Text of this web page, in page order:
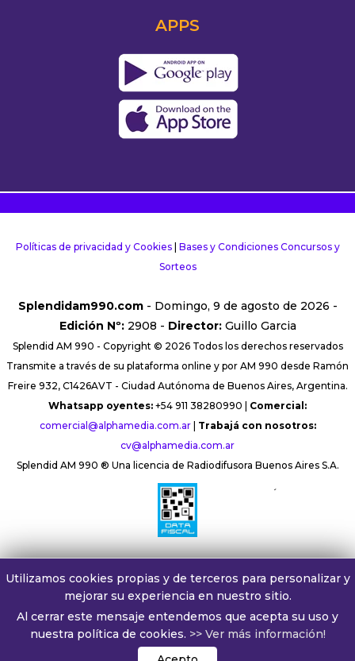
APPS
Políticas de privacidad y Cookies| Bases y Condiciones Concursos y
Sorteos
Splendidam990.com- Domingo, 9 de agosto de 2026 -
Edición Nº:2908 - Director:Guillo Garcia
Splendid AM 990 - Copyright © 2026 Todos los derechos reservados
Transmite a través de su plataforma online y por AM 990 desde Ramón
Freire 932, C1426AVT - Ciudad Autónoma de Buenos Aires, Argentina.
Whatsapp oyentes: +54 911 38280990 | Comercial:
comercial@alphamedia.com.ar| Trabajá con nosotros:
cv@alphamedia.com.ar
Splendid AM 990 ® Una licencia de Radiodifusora Buenos Aires S.A.
´
Utilizamos cookies propias y de terceros para personalizar y
mejorar su experiencia en nuestro sitio.
Al cerrar este mensaje entendemos que acepta su uso y
nuestra política de cookies. >> Ver más información!